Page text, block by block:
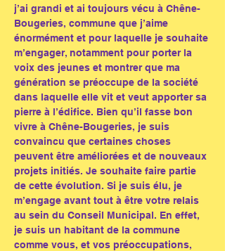
j’ai grandi et ai toujours vécu à Chêne-
Bougeries, commune que j’aime
énormément et pour laquelle je souhaite
m’engager, notamment pour porter la
voix des jeunes et montrer que ma
génération se préoccupe de la société
dans laquelle elle vit et veut apporter sa
pierre à l’édifice. Bien qu’il fasse bon
vivre à Chêne-Bougeries, je suis
convaincu que certaines choses
peuvent être améliorées et de nouveaux
projets initiés. Je souhaite faire partie
de cette évolution. Si je suis élu, je
m’engage avant tout à être votre relais
au sein du Conseil Municipal. En effet,
je suis un habitant de la commune
comme vous, et vos préoccupations,